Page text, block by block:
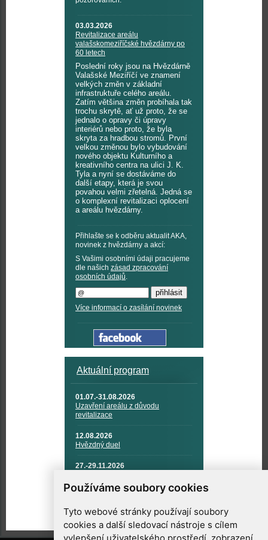
Používáme soubory cookies
Tyto webové stránky používají soubory
cookies a další sledovací nástroje s cílem
03.03.2026
Revitalizace areálu
valašskomeziříčské hvězdárny po
60 letech
Poslední roky jsou na Hvězdárně
Valašské Meziříčí ve znamení
velkých změn v základní
infrastruktuře celého areálu.
Zatím většina změn probíhala tak
trochu skrytě, ať už proto, že se
jednalo o opravy či úpravy
interiérů nebo proto, že byla
skryta za hradbou stromů. První
velkou změnou bylo vybudování
nového objektu Kulturního a
kreativního centra na ulici J. K.
Tyla a nyní se dostáváme do
další etapy, která je svou
povahou velmi zřetelná. Jedná se
o komplexní revitalizaci oplocení
a areálu hvězdárny.
Přihlašte se k odběru aktualit AKA,
novinek z hvězdárny a akcí:
S Vašimi osobními údaji pracujeme
dle našich zásad zpracování
osobních údajů.
Více informací o zasílání novinek
Aktuální program
01.07.-31.08.2026
Uzavření areálu z důvodu
revitalizace
12.08.2026
Hvězdný duel
27.-29.11.2026
TECHNIKA A KOSMICKÉ
TECHNOLOGIE